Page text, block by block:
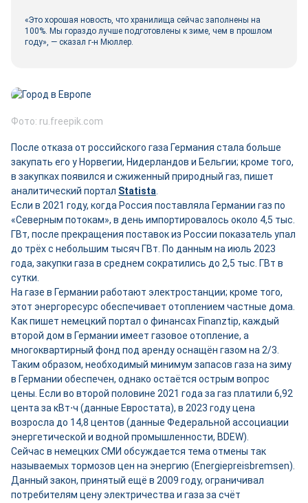
«Это хорошая новость, что хранилища сейчас заполнены на
100%. Мы гораздо лучше подготовлены к зиме, чем в прошлом
году», — сказал г-н Мюллер.
Фото: ru.freepik.com
После отказа от российского газа Германия стала больше
закупать его у Норвегии, Нидерландов и Бельгии; кроме того,
в закупках появился и сжиженный природный газ, пишет
аналитический портал Statista
Если в 2021 году, когда Россия поставляла Германии газ по
«Северным потокам», в день импортировалось около 4,5 тыс.
ГВт, после прекращения поставок из России показатель упал
до трёх с небольшим тысяч ГВт. По данным на июль 2023
года, закупки газа в среднем сократились до 2,5 тыс. ГВт в
сутки.
На газе в Германии работают электростанции; кроме того,
этот энергоресурс обеспечивает отоплением частные дома.
Как пишет немецкий портал о финансах Finanztip, каждый
второй дом в Германии имеет газовое отопление, а
многоквартирный фонд под аренду оснащён газом на 2/3.
Таким образом, необходимый минимум запасов газа на зиму
в Германии обеспечен, однако остаётся острым вопрос
цены. Если во второй половине 2021 года за газ платили 6,92
цента за кВт⋅ч (данные Евростата), в 2023 году цена
возросла до 14,8 центов (данные Федеральной ассоциации
энергетической и водной промышленности, BDEW).
Сейчас в немецких СМИ обсуждается тема отмены так
называемых тормозов цен на энергию (Energiepreisbremsen).
Данный закон, принятый ещё в 2009 году, ограничивал
потребителям цену электричества и газа за счёт